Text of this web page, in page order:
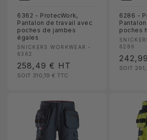
6362 - ProtecWork,
Pantalon de travail avec
poches de jambes
égales
Fournisseur :
SNICKERS WORKWEAR -
6362
Prix
habituel
258,49 € HT
SOIT 310,19 € TTC
6286 -
poches
6286
Prix
SOIT